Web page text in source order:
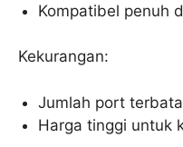
Kompatibel penuh
Kekurangan:
Jumlah port
Harga tinggi untuk